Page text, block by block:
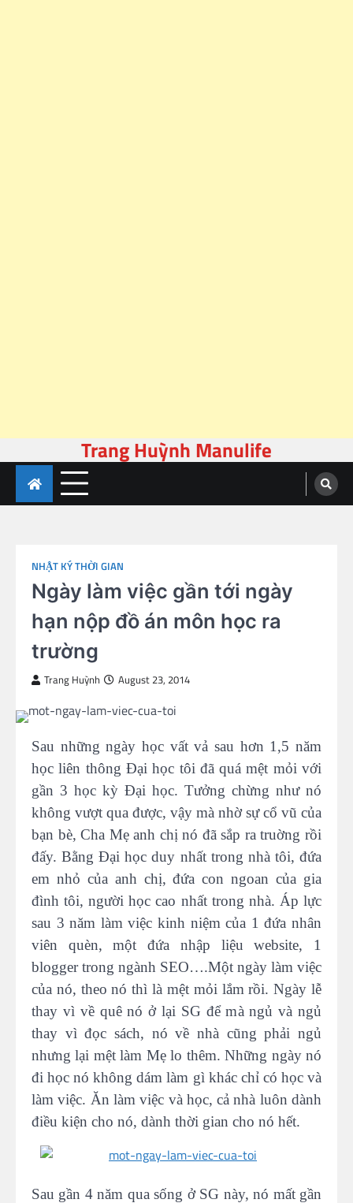
to
content
Trang Huỳnh Manulife
NHẬT KÝ THỜI GIAN
Ngày làm việc gần tới ngày
hạn nộp đồ án môn học ra
trường
Trang Huỳnh August 23, 2014
Sau những ngày học vất vả sau hơn 1,5 năm
học liên thông Đại học tôi đã quá mệt mỏi với
gần 3 học kỳ Đại học. Tưởng chừng như nó
không vượt qua được, vậy mà nhờ sự cổ vũ của
bạn bè, Cha Mẹ anh chị nó đã sắp ra truờng rồi
đấy. Bằng Đại học duy nhất trong nhà tôi, đứa
em nhỏ của anh chị, đứa con ngoan của gia
đình tôi, người học cao nhất trong nhà. Áp lực
sau 3 năm làm việc kinh niệm của 1 đứa nhân
viên quèn, một đứa nhập liệu website, 1
blogger trong ngành SEO….Một ngày làm việc
của nó, theo nó thì là mệt mỏi lắm rồi. Ngày lễ
thay vì về quê nó ở lại SG để mà ngủ và ngủ
thay vì đọc sách, nó về nhà cũng phải ngủ
nhưng lại mệt làm Mẹ lo thêm. Những ngày nó
đi học nó không dám làm gì khác chỉ có học và
làm việc. Ăn làm việc và học, cả nhà luôn dành
điều kiện cho nó, dành thời gian cho nó hết.
Sau gần 4 năm qua sống ở SG này, nó mất gần